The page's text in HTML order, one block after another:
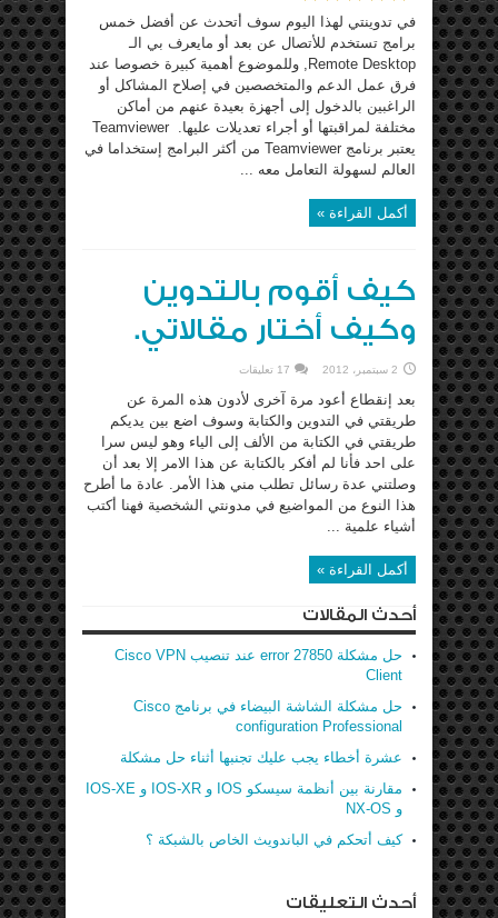
في تدوينتي لهذا اليوم سوف أتحدث عن أفضل خمس
برامج تستخدم للأتصال عن بعد أو مايعرف بي الـ
Remote Desktop, وللموضوع أهمية كبيرة خصوصا عند
فرق عمل الدعم والمتخصصين في إصلاح المشاكل أو
الراغبين بالدخول إلى أجهزة بعيدة عنهم من أماكن
مختلفة لمراقبتها أو أجراء تعديلات عليها. Teamviewer
يعتبر برنامج Teamviewer من أكثر البرامج إستخداما في
العالم لسهولة التعامل معه ...
أكمل القراءة »
كيف أقوم بالتدوين
وكيف أختار مقالاتي.
2 سبتمبر، 2012 17 تعليقات
بعد إنقطاع أعود مرة آخرى لأدون هذه المرة عن
طريقتي في التدوين والكتابة وسوف اضع بين يديكم
طريقتي في الكتابة من الألف إلى الياء وهو ليس سرا
على احد فأنا لم أفكر بالكتابة عن هذا الامر إلا بعد أن
وصلتني عدة رسائل تطلب مني هذا الأمر. عادة ما أطرح
هذا النوع من المواضيع في مدونتي الشخصية فهنا أكتب
أشياء علمية ...
أكمل القراءة »
أحدث المقالات
حل مشكلة error 27850 عند تنصيب Cisco VPN
Client
حل مشكلة الشاشة البيضاء في برنامج Cisco
configuration Professional
عشرة أخطاء يجب عليك تجنبها أثناء حل مشكلة
مقارنة بين أنظمة سيسكو IOS و IOS-XR و IOS-XE
و NX-OS
كيف أتحكم في الباندويث الخاص بالشبكة ؟
أحدث التعليقات